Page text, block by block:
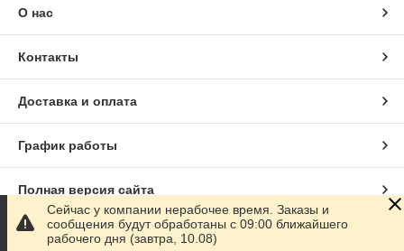
О нас
Контакты
Доставка и оплата
График работы
Полная версия сайта
Сайт создан на маркетплейсеSatu.kz
Сейчас у компании нерабочее время. Заказы и
сообщения будут обработаны с 09:00 ближайшего
рабочего дня (завтра, 10.08)